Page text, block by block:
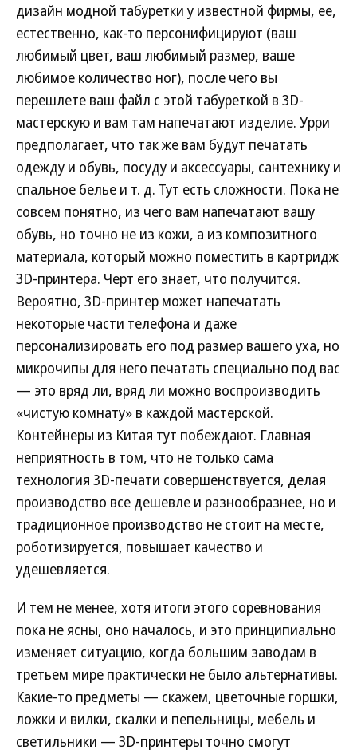
дизайн модной табуретки у известной фирмы, ее,
естественно, как-то персонифицируют (ваш
любимый цвет, ваш любимый размер, ваше
любимое количество ног), после чего вы
перешлете ваш файл с этой табуреткой в 3D-
мастерскую и вам там напечатают изделие. Урри
предполагает, что так же вам будут печатать
одежду и обувь, посуду и аксессуары, сантехнику и
спальное белье и т. д. Тут есть сложности. Пока не
совсем понятно, из чего вам напечатают вашу
обувь, но точно не из кожи, а из композитного
материала, который можно поместить в картридж
3D-принтера. Черт его знает, что получится.
Вероятно, 3D-принтер может напечатать
некоторые части телефона и даже
персонализировать его под размер вашего уха, но
микрочипы для него печатать специально под вас
— это вряд ли, вряд ли можно воспроизводить
«чистую комнату» в каждой мастерской.
Контейнеры из Китая тут побеждают. Главная
неприятность в том, что не только сама
технология 3D-печати совершенствуется, делая
производство все дешевле и разнообразнее, но и
традиционное производство не стоит на месте,
роботизируется, повышает качество и
удешевляется.
И тем не менее, хотя итоги этого соревнования
пока не ясны, оно началось, и это принципиально
изменяет ситуацию, когда большим заводам в
третьем мире практически не было альтернативы.
Какие-то предметы — скажем, цветочные горшки,
ложки и вилки, скалки и пепельницы, мебель и
светильники — 3D-принтеры точно смогут